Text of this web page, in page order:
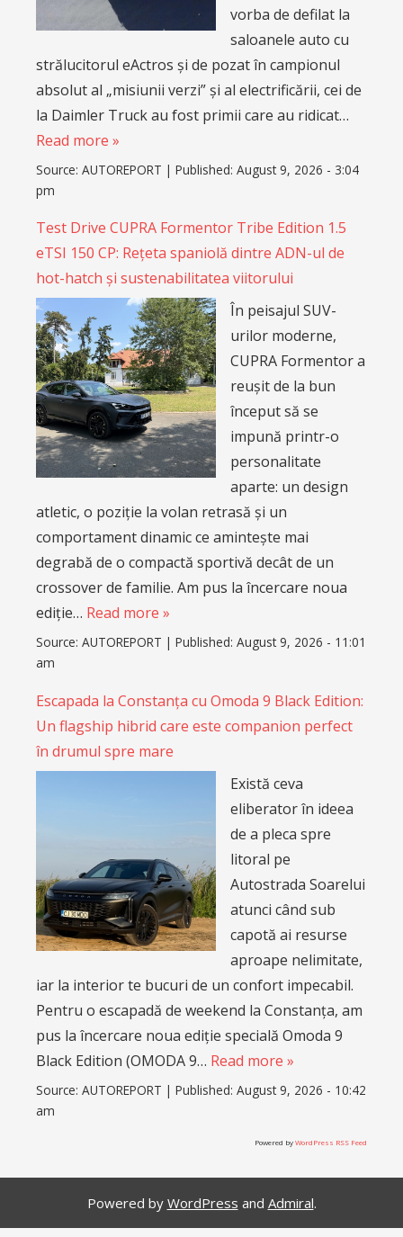
vorba de defilat la
saloanele auto cu
strălucitorul eActros și de pozat în campionul
absolut al „misiunii verzi” și al electrificării, cei de
la Daimler Truck au fost primii care au ridicat…
Read more »
Source: AUTOREPORT | Published: August 9, 2026 - 3:04
pm
Test Drive CUPRA Formentor Tribe Edition 1.5
eTSI 150 CP: Rețeta spaniolă dintre ADN-ul de
hot-hatch și sustenabilitatea viitorului
În peisajul SUV-
urilor moderne,
CUPRA Formentor a
reușit de la bun
început să se
impună printr-o
personalitate
aparte: un design
atletic, o poziție la volan retrasă și un
comportament dinamic ce amintește mai
degrabă de o compactă sportivă decât de un
crossover de familie. Am pus la încercare noua
ediție… Read more »
Source: AUTOREPORT | Published: August 9, 2026 - 11:01
am
Escapada la Constanța cu Omoda 9 Black Edition:
Un flagship hibrid care este companion perfect
în drumul spre mare
Există ceva
eliberator în ideea
de a pleca spre
litoral pe
Autostrada Soarelui
atunci când sub
capotă ai resurse
aproape nelimitate,
iar la interior te bucuri de un confort impecabil.
Pentru o escapadă de weekend la Constanța, am
pus la încercare noua ediție specială Omoda 9
Black Edition (OMODA 9… Read more »
Source: AUTOREPORT | Published: August 9, 2026 - 10:42
am
Powered byWordPress RSS Feed
Powered by WordPress and Admiral.